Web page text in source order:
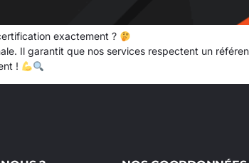
exactement ?
Il garantit que nos services respectent un
!